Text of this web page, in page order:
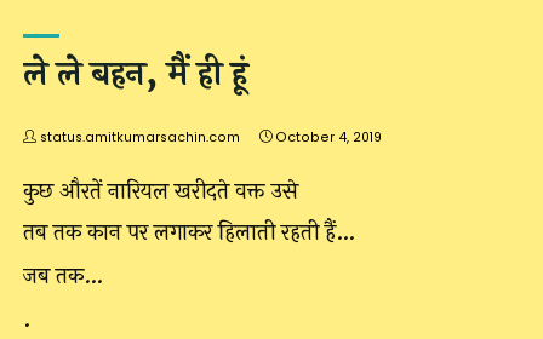
ले ले बहन, मैं ही हूं
status.amitkumarsachin.com October 4, 2019
कुछ औरतें नारियल खरीदते वक्त उसे
तब तक कान पर लगाकर हिलाती रहती हैं…
जब तक…
.